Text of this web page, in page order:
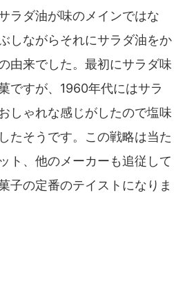
ラダ油が味のメインではな
しながらそれにサラダ油をか
由来でした。最初にサラダ味
ですが、1960年代にはサラ
しゃれな感じがしたので塩味
たそうです。この戦略は当た
ト、他のメーカーも追従して
子の定番のテイストになりま